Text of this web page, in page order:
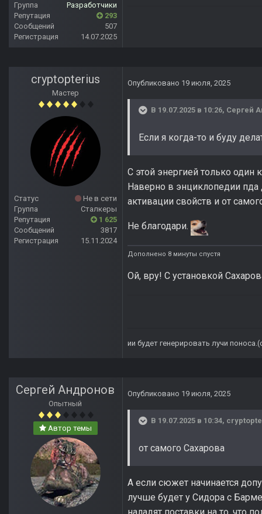
Группа
Разработчики
Репутация
293
Сообщений
507
Регистрация
14.07.2025
cryptopterius
Мастер
Статус
Не в сети
Группа
Сталкеры
Репутация
1 625
Сообщений
3817
Регистрация
15.11.2024
Опубликовано 19 июля, 2025
В 19.07.2025 в 10:26, Сергей
Если я когда-то и буду
С этой энергией только один
Наверно в энциклопедии пда
активации свойств и от
Не благодари.
Дополнено 8 минуты спустя
Ой, вру! С установкой
ии будет генерировать лучи
Сергей Андронов
Опытный
Автор темы
Опубликовано 19 июля, 2025
В 19.07.2025 в 10:34,
от самого Сахарова
А если сюжет начинается
лучше будет у Сидора с